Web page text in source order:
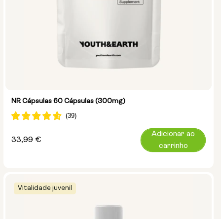
NR Cápsulas 60 Cápsulas (300mg)
Preço
33,99 €
Adicionar ao
carrinho
Vitalidade juvenil